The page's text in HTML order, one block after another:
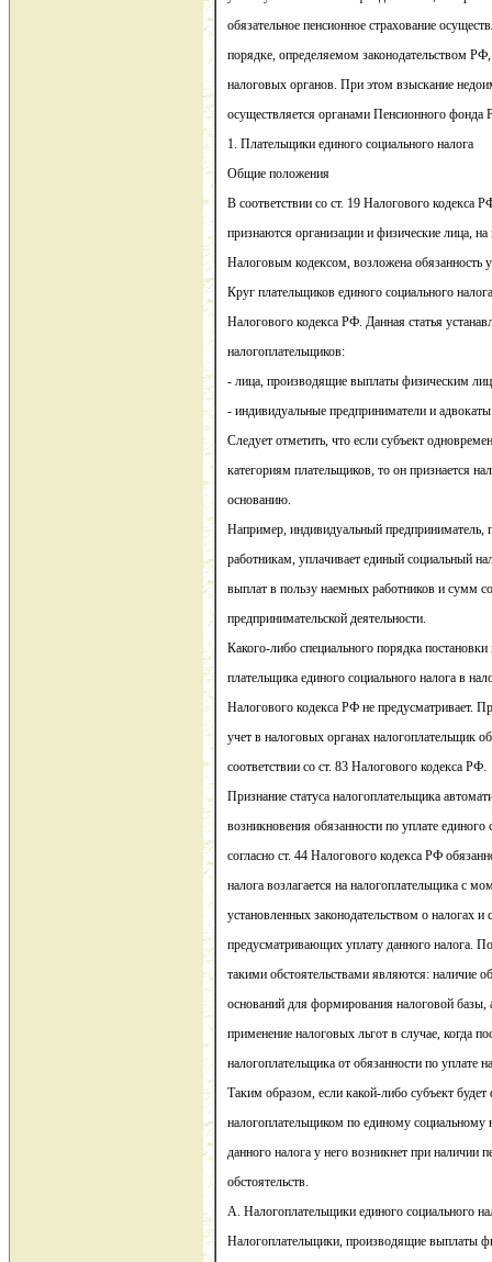
обязательное пенсионное страхование
порядке, определяемом законодательством
налоговых органов. При этом взыскание
осуществляется органами Пенсионного фонда
1. Плательщики единого социального налога
Общие положения
В соответствии со ст. 19 Налогового кодекса
признаются организации и физические лица,
Налоговым кодексом, возложена обязанность
Круг плательщиков единого социального
Налогового кодекса РФ. Данная статья
налогоплательщиков:
- лица, производящие выплаты физическим
- индивидуальные предприниматели и
Следует отметить, что если субъект
категориям плательщиков, то он признается
основанию.
Например, индивидуальный
работникам, уплачивает единый социальный
выплат в пользу наемных работников и сумм
предпринимательской деятельности.
Какого-либо специального порядка постановки
плательщика единого социального налога в
Налогового кодекса РФ не предусматривает.
учет в налоговых органах налогоплательщик
соответствии со ст. 83 Налогового кодекса РФ.
Признание статуса налогоплательщика
возникновения обязанности по уплате единого
согласно ст. 44 Налогового кодекса РФ
налога возлагается на налогоплательщика с
установленных законодательством о налогах и
предусматривающих уплату данного налога.
такими обстоятельствами являются: наличие
оснований для формирования налоговой базы,
применение налоговых льгот в случае, когда
налогоплательщика от обязанности по уплате
Таким образом, если какой-либо субъект
налогоплательщиком по единому социальному
данного налога у него возникнет при наличии
обстоятельств.
A. Налогоплательщики единого социального
Налогоплательщики, производящие выплаты